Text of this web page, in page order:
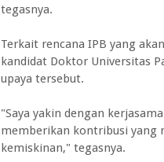
tegasnya.
Terkait rencana IPB yang
kandidat Doktor Universitas
upaya tersebut.
"Saya yakin dengan
memberikan kontribusi yang
kemiskinan," tegasnya.